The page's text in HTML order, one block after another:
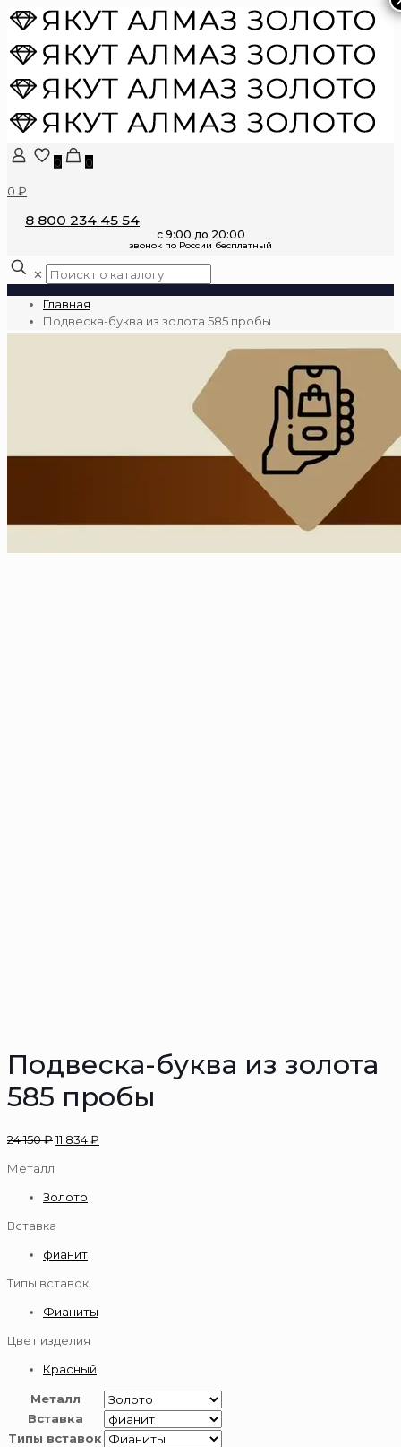
0
0
0 ₽
8 800 234 45 54
✕
Главная
Подвеска-буква из золота 585 пробы
Подвеска-буква из золота
585 пробы
24 150₽11 834₽
Металл
Золото
Вставка
фианит
Типы вставок
Фианиты
Цвет изделия
Красный
Металл
Вставка
Типы вставок